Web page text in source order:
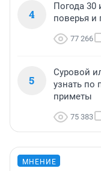
4
Погода 30
поверья и
77 266
5
Суровой
узнать по
приметы
75 383
МНЕНИЕ